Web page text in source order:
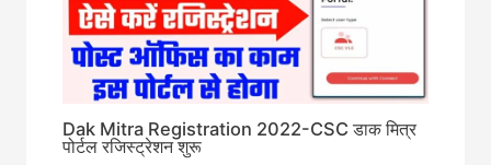
Dak Mitra Registration 2022-CSC डाक मित्र
पोर्टल रजिस्ट्रेशन शुरू